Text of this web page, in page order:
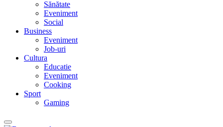
Sănătate
Eveniment
Social
Business
Eveniment
Job-uri
Cultura
Educatie
Eveniment
Cooking
Sport
Gaming